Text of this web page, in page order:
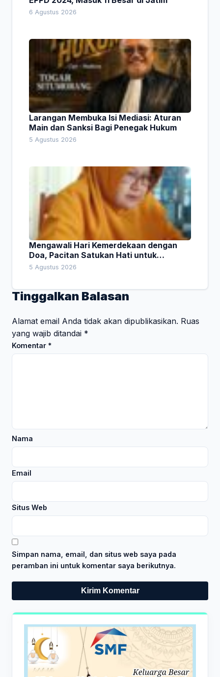
6 Agustus 2026
Larangan Membuka Isi Mediasi: Aturan
Main dan Sanksi Bagi Penegak Hukum
5 Agustus 2026
Mengawali Hari Kemerdekaan dengan
Doa, Pacitan Satukan Hati untuk
Indonesia
5 Agustus 2026
Tinggalkan Balasan
Alamat email Anda tidak akan dipublikasikan. Ruas
yang wajib ditandai *
Komentar *
Nama
Email
Situs Web
Simpan nama, email, dan situs web saya pada
peramban ini untuk komentar saya berikutnya.